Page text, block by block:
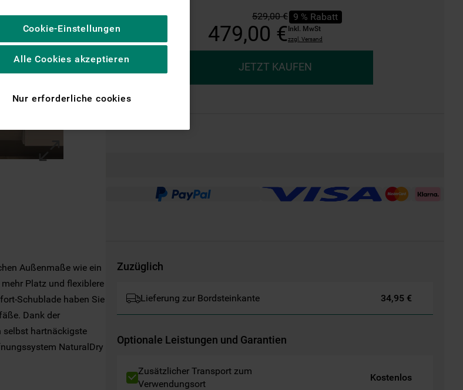
Außenmaße wie ein
Platz und flexiblere
Schublade haben Sie
Dank der
selbst hartnäckigste
NaturalDry
dieser Geschirrspüler
529,00 €
479,00 €
9 % Rabatt
Inkl. MwSt
zzgl. Versand
JETZT KAUFEN
Zuzüglich
Lieferung zur Bordsteinkante 34,95 €
Optionale Leistungen und Garantien
Zusätzlicher Transport zum
Verwendungsort
Kostenlos
zu messen (Leistungs-Cookies),
redaktionellen Inhalte der Website
auf Ihrer Nutzung der Website zu
die Funktionalität der
Funktionen anzubieten
Interaktionen mit unseren
Werbeanzeigen und Interessen
business.safety.google/privacy/
und Marketing-Cookies).
Sie auf die Schaltfläche "Alle
akzeptieren" klicken, stimmen Sie
all unserer Cookies und der
Ihrer Daten an unsere
Präferenzen festlegen möchten,
Cookie-Einstellungen
Nur erforderliche cookies
Alle Cookies akzeptieren